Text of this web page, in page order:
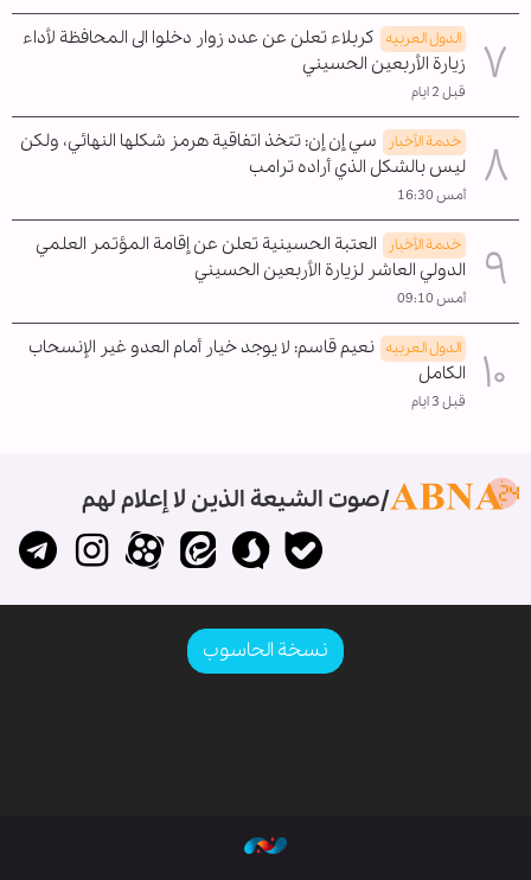
الدول العربیه كربلاء تعلن عن عدد زوار دخلوا الى المحافظة لأداء
زيارة الأربعين الحسيني
قبل 2 ايام
خدمة الأخبار
سي إن إن: تتخذ اتفاقية هرمز شكلها النهائي، ولكن
ليس بالشكل الذي أراده ترامب
أمس 16:30
خدمة الأخبار
العتبة الحسينية تعلن عن إقامة المؤتمر العلمي
الدولي العاشر لزيارة الأربعين الحسيني
أمس 09:10
الدول العربیه نعيم قاسم: لا يوجد خيار أمام العدو غير الإنسحاب
الکامل
قبل 3 ايام
صوت الشيعة الذين لا إعلام لهم
نسخة الحاسوب